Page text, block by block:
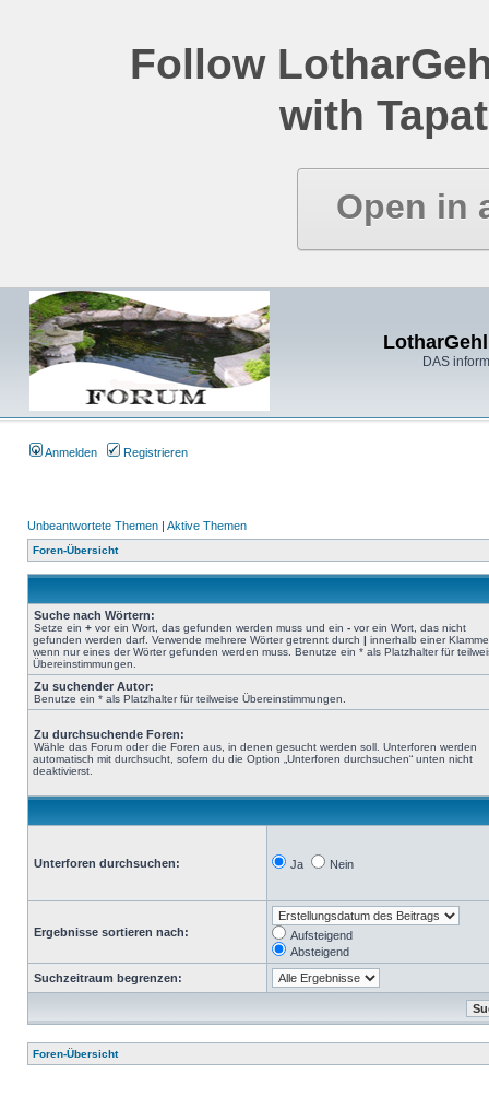
Follow
with
Open in
DAS
Anmelden Registrieren
Unbeantwortete Themen | Aktive Themen
Foren-Übersicht
Suche nach Wörtern:
Setze ein + vor ein Wort, das gefunden werden muss und ein - vor ein Wort, das nicht
gefunden werden darf. Verwende mehrere Wörter getrennt durch | innerhalb einer
wenn nur eines der Wörter gefunden werden muss. Benutze ein * als Platzhalter für
Übereinstimmungen.
Zu suchender Autor:
Benutze ein * als Platzhalter für teilweise Übereinstimmungen.
Zu durchsuchende Foren:
Wähle das Forum oder die Foren aus, in denen gesucht werden soll. Unterforen werden
automatisch mit durchsucht, sofern du die Option „Unterforen durchsuchen“ unten nicht
deaktivierst.
Unterforen durchsuchen: Ja Nein
Ergebnisse sortieren nach:
Aufsteigend
Absteigend
Suchzeitraum begrenzen:
Foren-Übersicht